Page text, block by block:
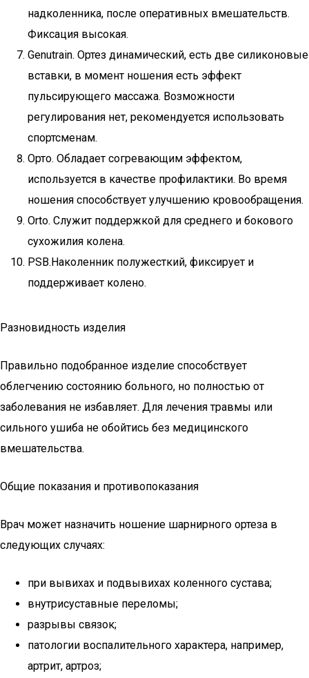
надколенника, после оперативных вмешательств.
Фиксация высокая.
Genutrain. Ортез динамический, есть две силиконовые
вставки, в момент ношения есть эффект
пульсирующего массажа. Возможности
регулирования нет, рекомендуется использовать
спортсменам.
Орто. Обладает согревающим эффектом,
используется в качестве профилактики. Во время
ношения способствует улучшению кровообращения.
Orto. Служит поддержкой для среднего и бокового
сухожилия колена.
PSB.Наколенник полужесткий, фиксирует и
поддерживает колено.
Разновидность изделия
Правильно подобранное изделие способствует
облегчению состоянию больного, но полностью от
заболевания не избавляет. Для лечения травмы или
сильного ушиба не обойтись без медицинского
вмешательства.
Общие показания и противопоказания
Врач может назначить ношение шарнирного ортеза в
следующих случаях:
при вывихах и подвывихах коленного сустава;
внутрисуставные переломы;
разрывы связок;
патологии воспалительного характера, например,
артрит, артроз;